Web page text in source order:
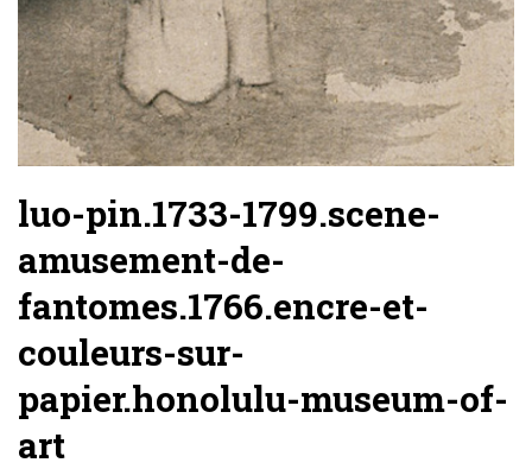
luo-pin.1733-1799.scene-
amusement-de-
fantomes.1766.encre-et-
couleurs-sur-
papier.honolulu-museum-of-
art